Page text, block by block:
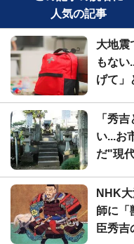
人気の記事
大地震
もない
げて」
「秀
い...お
だ"現
NHK
師に「
臣秀吉